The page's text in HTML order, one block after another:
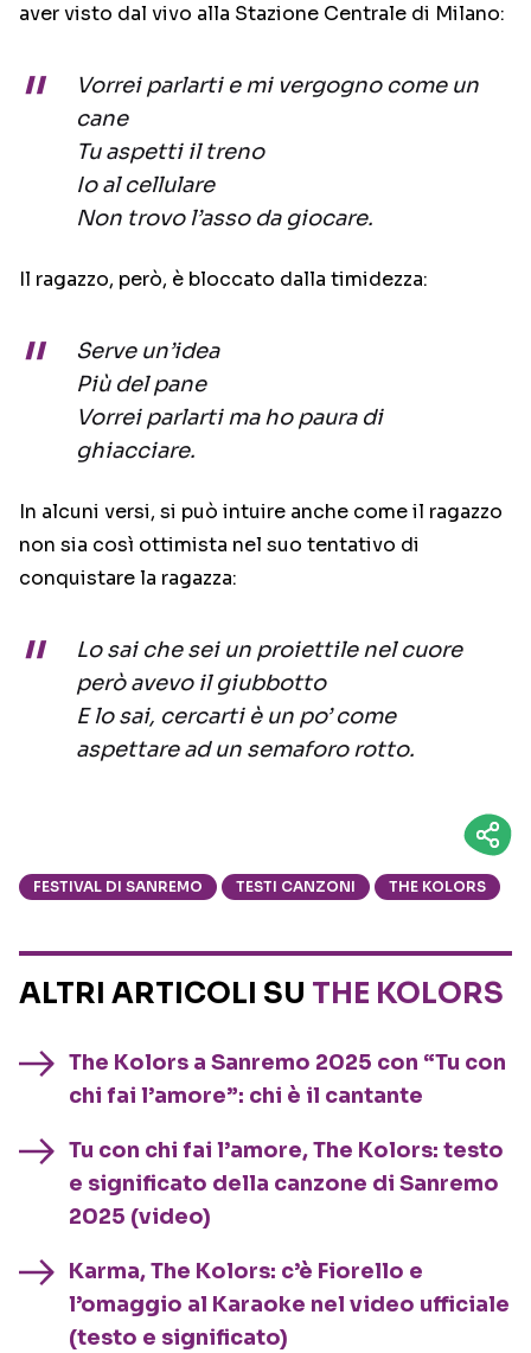
aver visto dal vivo alla Stazione Centrale di Milano:
Vorrei parlarti e mi vergogno come un
cane
Tu aspetti il treno
Io al cellulare
Non trovo l’asso da giocare.
Il ragazzo, però, è bloccato dalla timidezza:
Serve un’idea
Più del pane
Vorrei parlarti ma ho paura di
ghiacciare.
In alcuni versi, si può intuire anche come il ragazzo
non sia così ottimista nel suo tentativo di
conquistare la ragazza:
Lo sai che sei un proiettile nel cuore
però avevo il giubbotto
E lo sai, cercarti è un po’ come
aspettare ad un semaforo rotto.
FESTIVAL DI SANREMO TESTI CANZONI THE KOLORS
ALTRI ARTICOLI SU THE KOLORS
The Kolors a Sanremo 2025 con “Tu con
chi fai l’amore”: chi è il cantante
Tu con chi fai l’amore, The Kolors: testo
e significato della canzone di Sanremo
2025 (video)
Karma, The Kolors: c’è Fiorello e
l’omaggio al Karaoke nel video ufficiale
(testo e significato)